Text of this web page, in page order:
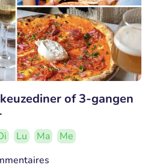
of 3-gangen
Lu Ma
Me